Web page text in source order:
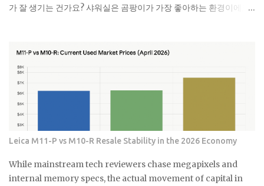
겨울에는 기름이 더 빨리 굳어서 문제가 돼요. 제가 배관공한테 들은
은 어떻게 버려야 할까요? 면봉은 그냥 일반 쓰레기로 버리면 돼요. 종
통 하나 놓고 거기에 모았다가 한 번에 버리면 편해요. 저는 이제 화장
실에 작은 쓰레기통을 두고 있어요. 면봉, 화장솜, 머리카락 같은 ...
가 잘 생기는 건가요? 샤워실은 곰팡이가 가장 좋아하는 환경이에요.
엔 그냥 물로 씻으면 되겠지 했는데, 곰팡이는 정말 끈질긴 녀석이더
라고요. 한 번 생기면 점점 퍼져나가는 게 보여요. 검은 점으로 시작해
서 나중엔 까만 선이 되고, 결국엔 넓은 면적을 차지하게 되는 거죠. 곰
팡이는 단순히 보기 싫은 것만이 아니에요. 호흡기 질환이나 알레르
기를 유발할 수 있어서 건강에도 안 좋아요. 특히 어린아이나 노약자
진짜 이유 식초의 산성 성분이 곰팡이를 죽이는 거예요. pH가 2.5 정
도로 낮아서 곰팡이가 살기 어려운 환경을 만들어주죠. 게다가 식초
는 자연 재료라 독한 화학물질 걱정도 없어요. 시중에 파는 곰팡이 제
거제들 성분표 보면 솔직히 무서워요. 염소계 표백제나 각종 화학물
Leica M11-P vs M10-R Resale Stability in the 2026 Economy
While mainstream tech reviewers chase megapixels and
internal memory specs, the actual movement of capital in